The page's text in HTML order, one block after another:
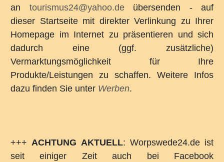
an tourismus24@yahoo.deübersenden - auf
dieser Startseite mit direkter Verlinkung zu Ihrer
Homepage im Internet zu präsentieren und sich
dadurch eine (ggf. zusätzliche)
Vermarktungsmöglichkeit für Ihre
Produkte/Leistungen zu schaffen. Weitere Infos
dazu finden Sie unter Werben.
+++ACHTUNG AKTUELL: Worpswede24.de ist
seit einiger Zeit auch bei Facebook